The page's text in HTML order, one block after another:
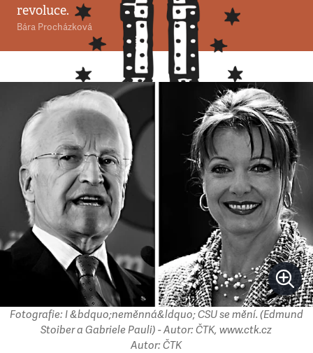
revoluce.
Bára Procházková
Fotografie: I &bdquo;neměnná&ldquo; CSU se mění. (Edmund
Stoiber a Gabriele Pauli) - Autor: ČTK, www.ctk.cz
Autor: ČTK